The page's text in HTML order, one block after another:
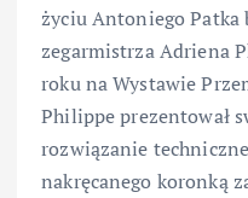
życiu Antoniego Patka
zegarmistrza Adriena
roku na Wystawie
Philippe prezentował
rozwiązanie
nakręcanego koronką